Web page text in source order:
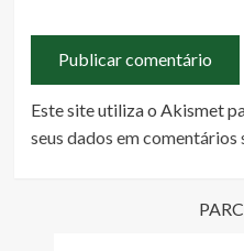
Este site utiliza o Akismet
seus dados em comentários